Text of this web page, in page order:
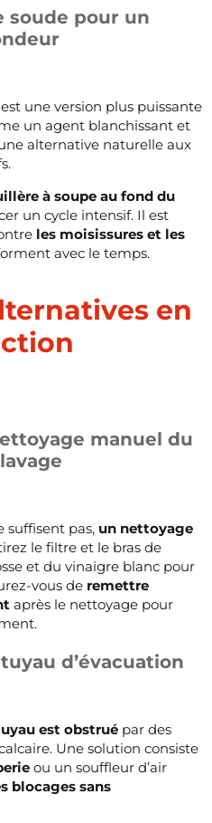
soude pour un
est une version plus puissante
un agent blanchissant et
alternative naturelle aux
à soupe au fond du
un cycle intensif. Il est
les moisissures et les
avec le temps.
en
manuel du
suffisent pas, un nettoyage
le filtre et le bras de
et du vinaigre blanc pour
vous de remettre
après le nettoyage pour
d’évacuation
est obstrué par des
Une solution consiste
ou un souffleur d’air
blocages sans